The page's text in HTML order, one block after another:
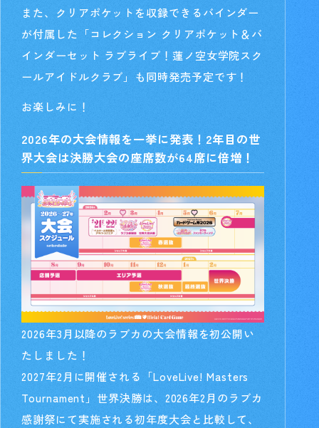
また、クリアポケットを収録できるバインダー
が付属した「コレクション クリアポケット＆バ
インダーセット ラブライブ！蓮ノ空女学院スク
ールアイドルクラブ」も同時発売予定です！
お楽しみに！
2026年の大会情報を一挙に発表！ 2年目の世
界大会は決勝大会の座席数が64席に倍増！
2026年3月以降のラブカの大会情報を初公開い
たしました！
2027年2月に開催される「LoveLive! Masters
Tournament」世界決勝は、2026年2月のラブカ
感謝祭にて実施される初年度大会と比較して、